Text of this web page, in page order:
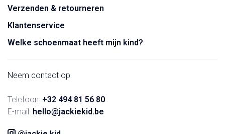
Verzenden & retourneren
Klantenservice
Welke schoenmaat heeft mijn kind?
Neem contact op
Telefoon: +32 494 81 56 80
E-mail: hello@jackiekid.be